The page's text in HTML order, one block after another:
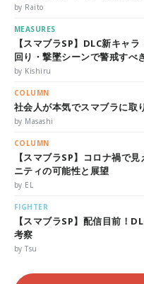
by Raito
MEASURES
【スマブラSP】DLC新キャ
回り・撃墜シーンで警戒すべ
by Kishiru
COLUMN
社会人が本気でスマブラに取
by Masashi
COLUMN
【スマブラSP】コロナ禍で
ニティの可能性と展望
by EL
FIGHTER
【スマブラSP】配信目前！
考察
by Tsu